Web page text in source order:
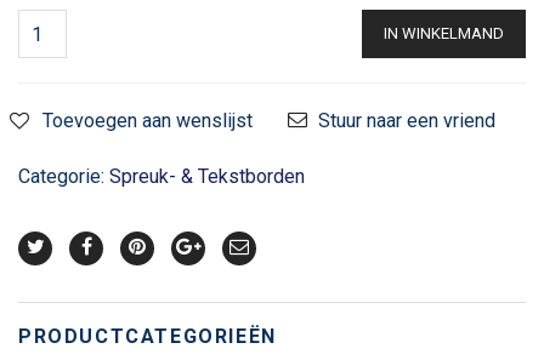
IN WINKELMAND
Toevoegen aan wenslijst Stuur naar een vriend
Categorie: Spreuk- & Tekstborden
PRODUCTCATEGORIEËN